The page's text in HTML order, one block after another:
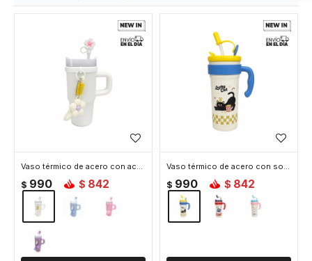
Vaso térmico de acero con accesorios y tapita 420ml - Blanco
$ 990 $ 842
Vaso térmico de acero con sorbito y tapita 750ml - Celeste
$ 990 $ 842